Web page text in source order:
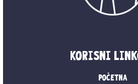
Korisni
Početna